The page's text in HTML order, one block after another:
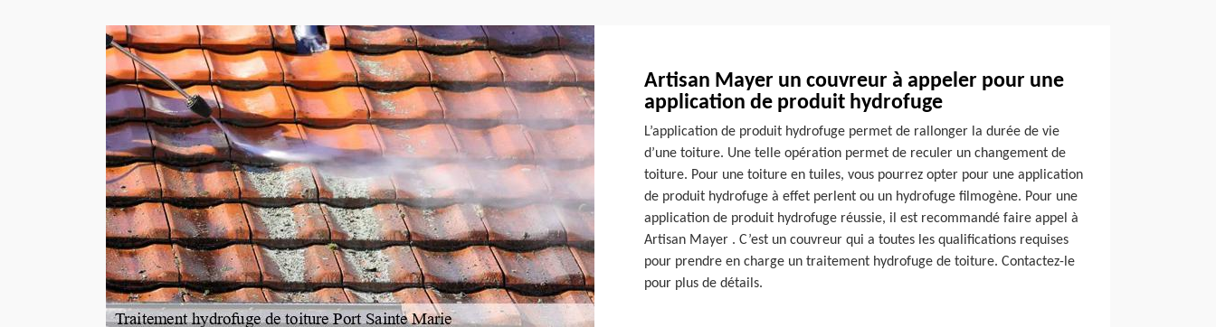
Artisan Mayer un couvreur à appeler pour une
application de produit hydrofuge
L’application de produit hydrofuge permet de rallonger la durée de vie
d’une toiture. Une telle opération permet de reculer un changement de
toiture. Pour une toiture en tuiles, vous pourrez opter pour une application
de produit hydrofuge à effet perlent ou un hydrofuge filmogène. Pour une
application de produit hydrofuge réussie, il est recommandé faire appel à
Artisan Mayer . C’est un couvreur qui a toutes les qualifications requises
pour prendre en charge un traitement hydrofuge de toiture. Contactez-le
pour plus de détails.